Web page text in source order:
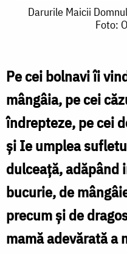
Darurile
pentru
fiecare
dintre
noi
/
Oana
Nechifor
Darurile Maicii
Foto:
Pe cei bolnavi îi
mângâia, pe cei
îndrepteze, pe cei
și Ie umplea
dulceață, adăpând
bucurie, de
precum și de
mamă adevărată a